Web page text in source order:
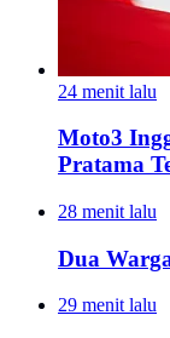
24 menit lalu
Moto3
Pratama
28 menit lalu
Dua
29 menit lalu